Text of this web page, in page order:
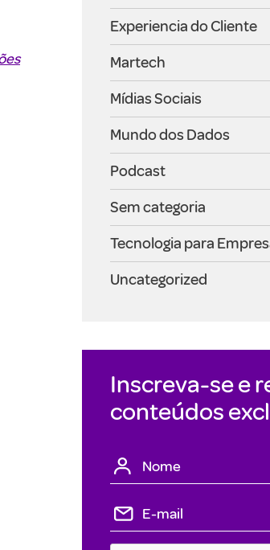
Experiencia do Cliente
Martech
Mídias Sociais
Mundo dos Dados
Podcast
Sem categoria
Tecnologia para
Uncategorized
Inscreva-se e
conteúdos